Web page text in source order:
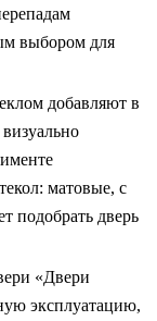
выбором для
добавляют в
матовые, с
подобрать дверь
«Двери
эксплуатацию,